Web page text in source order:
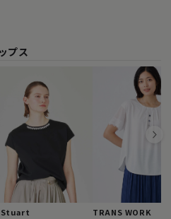
プス
Stuart
TRANS WORK